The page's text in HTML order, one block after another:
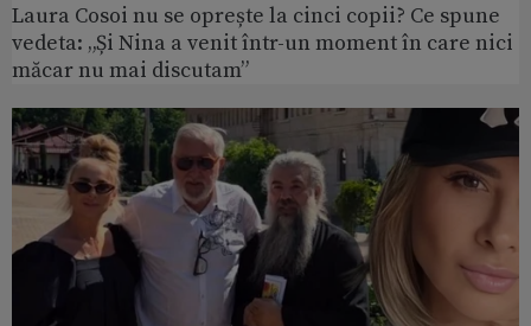
Laura Cosoi nu se oprește la cinci copii? Ce spune
vedeta: „Și Nina a venit într-un moment în care nici
măcar nu mai discutam”